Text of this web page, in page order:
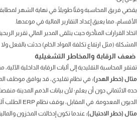
يقضي فريق المحاسبة وقتًا طويلًا في نهاية الشهر لمطابقة
الأقسام، مما يعيق إعداد التقارير المالية في موعدها.
اتخاذ القرارات المتأخرة حيث يتلقى المدير المالي تقرير
المشكلة (مثل ارتفاع تكلفة المواد الخام) حدثت بالفعل
ضعف الرقابة والمخاطر التشغيلية
تفتقر المحاسبة التقليدية إلى آليات الرقابة الداخلية
مثال (خطر الهدر): في نظام تقليدي، قد يوافق موظف
حده الائتماني دون أن يعلم؛ لأن بيانات الذمم المدينة
الديون المعدومة. في المقابل، يوقف نظام ERP الطلب آليًا ويطلب اعتمادًا إداريًا فوريًا.
مثال (خطر الاحتيال): عندما تكون إدخالات المخزون